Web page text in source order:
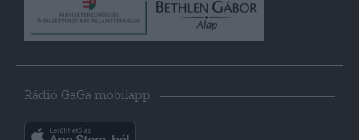
Rádió GaGa mobilapp